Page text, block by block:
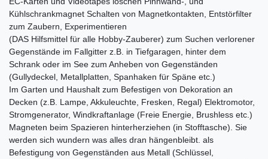
Kühlschrankmagnet Schalten von Magnetkontakten, Entstörfilter
zum Zaubern, Experimentieren
(DAS Hilfsmittel für alle Hobby-Zauberer) zum Suchen verlorener
Gegenstände im Fallgitter z.B. in Tiefgaragen, hinter dem
Schrank oder im See zum Anheben von Gegenständen
(Gullydeckel, Metallplatten, Spanhaken für Späne etc.)
Im Garten und Haushalt zum Befestigen von Dekoration an
Decken (z.B. Lampe, Akkuleuchte, Fresken, Regal) Elektromotor,
Stromgenerator, Windkraftanlage (Freie Energie, Brushless etc.)
Magneten beim Spazieren hinterherziehen (in Stofftasche). Sie
werden sich wundern was alles dran hängenbleibt. als
Befestigung von Gegenständen aus Metall (Schlüssel,